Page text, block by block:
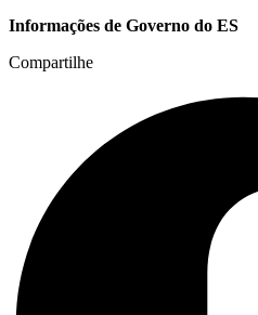
Informações de Governo do ES
Compartilhe